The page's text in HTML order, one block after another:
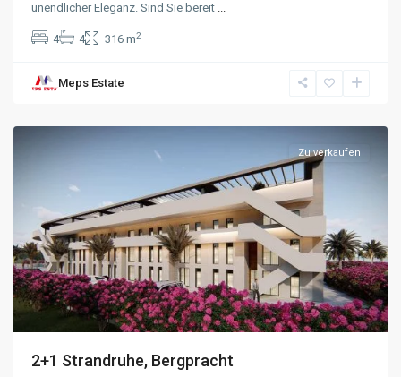
unendlicher Eleganz. Sind Sie bereit ...
4 4 316 m2
Meps Estate
Lapta,
Zu verkaufen
2+1 Strandruhe, Bergpracht